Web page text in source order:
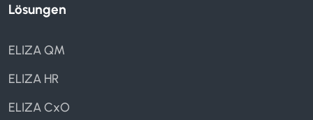
Lösungen
ELIZA QM
ELIZA HR
ELIZA CxO